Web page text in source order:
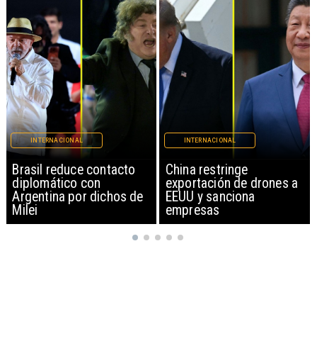
China restringe
exportación de drones a
EEUU y sanciona
empresas
INTERNACIONAL
Papa León XIV anuncia
gira por Sudamérica
INTERNACIONAL